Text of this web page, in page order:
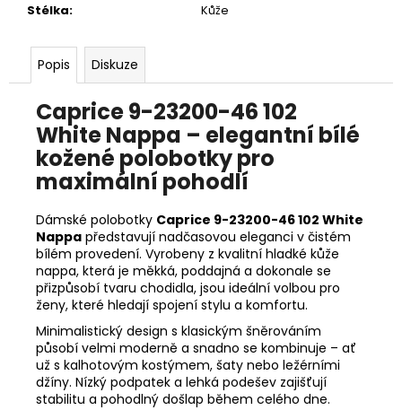
Stélka: Kůže
Popis Diskuze
Caprice 9-23200-46 102
White Nappa – elegantní bílé
kožené polobotky pro
maximální pohodlí
Dámské polobotky Caprice 9-23200-46 102 White
Nappa představují nadčasovou eleganci v čistém
bílém provedení. Vyrobeny z kvalitní hladké kůže
nappa, která je měkká, poddajná a dokonale se
přizpůsobí tvaru chodidla, jsou ideální volbou pro
ženy, které hledají spojení stylu a komfortu.
Minimalistický design s klasickým šněrováním
působí velmi moderně a snadno se kombinuje – ať
už s kalhotovým kostýmem, šaty nebo ležérními
džíny. Nízký podpatek a lehká podešev zajišťují
stabilitu a pohodlný došlap během celého dne.